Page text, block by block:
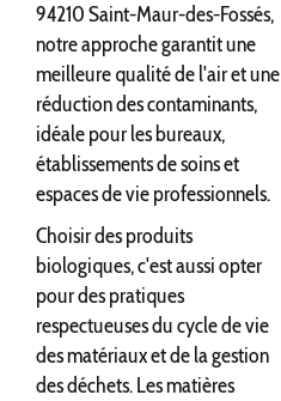
94210 Saint-Maur-des-Fossés,
notre approche garantit une
meilleure qualité de l'air et une
réduction des contaminants,
idéale pour les bureaux,
établissements de soins et
espaces de vie professionnels.
Choisir des produits
biologiques, c'est aussi opter
pour des pratiques
respectueuses du cycle de vie
des matériaux et de la gestion
des déchets. Les matières